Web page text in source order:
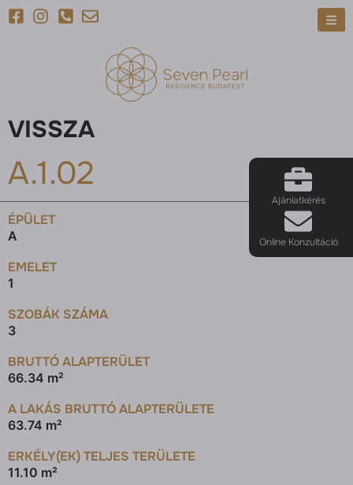
Ajánlatkérés
Online Konzultáció
VISSZA
A.1.02
ÉPÜLET
A
EMELET
1
SZOBÁK SZÁMA
3
BRUTTÓ ALAPTERÜLET
66.34 m²
A LAKÁS BRUTTÓ ALAPTERÜLETE
63.74 m²
ERKÉLY(EK) TELJES TERÜLETE
11.10 m²